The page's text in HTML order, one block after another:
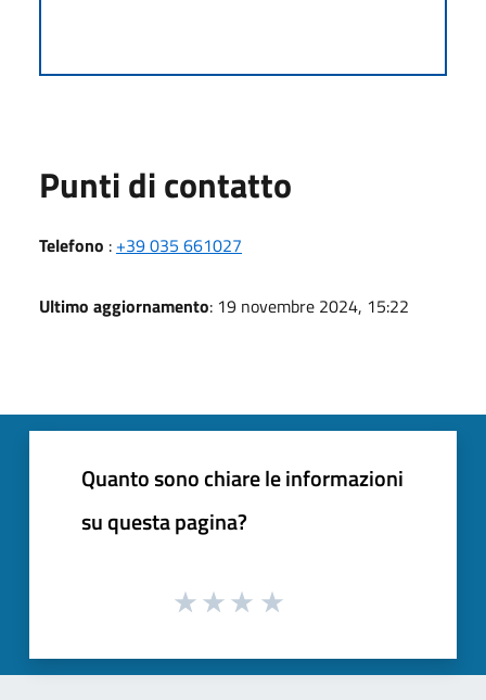
Punti di contatto
Telefono : +39 035 661027
Ultimo aggiornamento: 19 novembre 2024, 15:22
Quanto sono chiare le informazioni
su questa pagina?